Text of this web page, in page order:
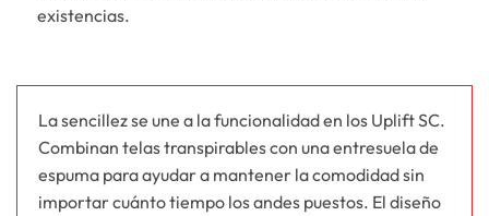
existencias.
La sencillez se une a la funcionalidad en los Uplift SC.
Combinan telas transpirables con una entresuela de
espuma para ayudar a mantener la comodidad sin
importar cuánto tiempo los andes puestos. El diseño